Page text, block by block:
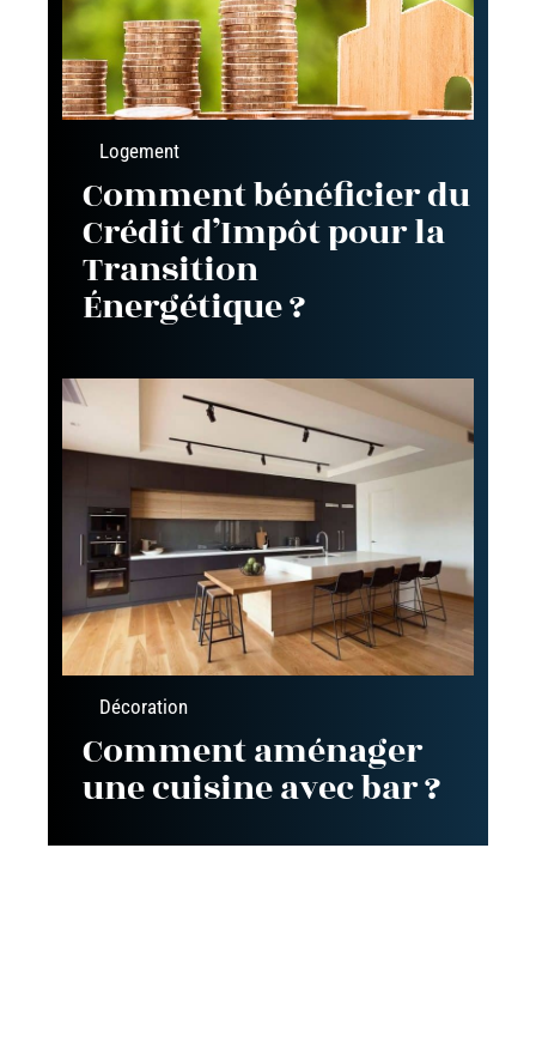
Logement
Comment bénéficier du
Crédit d’Impôt pour la
Transition
Énergétique ?
Décoration
Comment aménager
une cuisine avec bar ?